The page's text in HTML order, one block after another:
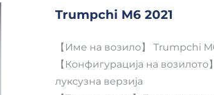
Trumpchi M6 2021
【Име на возило】 Trumpchi
【Конфигурација на возилото
луксузна верзија